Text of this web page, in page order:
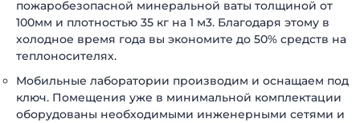
пожаробезопасной минеральной ваты толщиной от
100мм и плотностью 35 кг на 1 м3. Благодаря этому в
холодное время года вы экономите до 50% средств на
теплоносителях.
Мобильные лаборатории производим и оснащаем под
ключ. Помещения уже в минимальной комплектации
оборудованы необходимыми инженерными сетями и